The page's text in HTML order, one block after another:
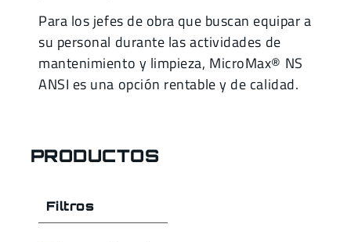
Para los jefes de obra que buscan equipar a
su personal durante las actividades de
mantenimiento y limpieza, MicroMax® NS
ANSI es una opción rentable y de calidad.
PRODUCTOS
Filtros